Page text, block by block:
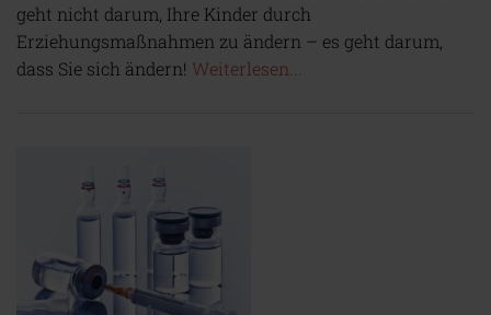
geht nicht darum, Ihre Kinder durch
Erziehungsmaßnahmen zu ändern – es geht darum,
dass Sie sich ändern! Weiterlesen...